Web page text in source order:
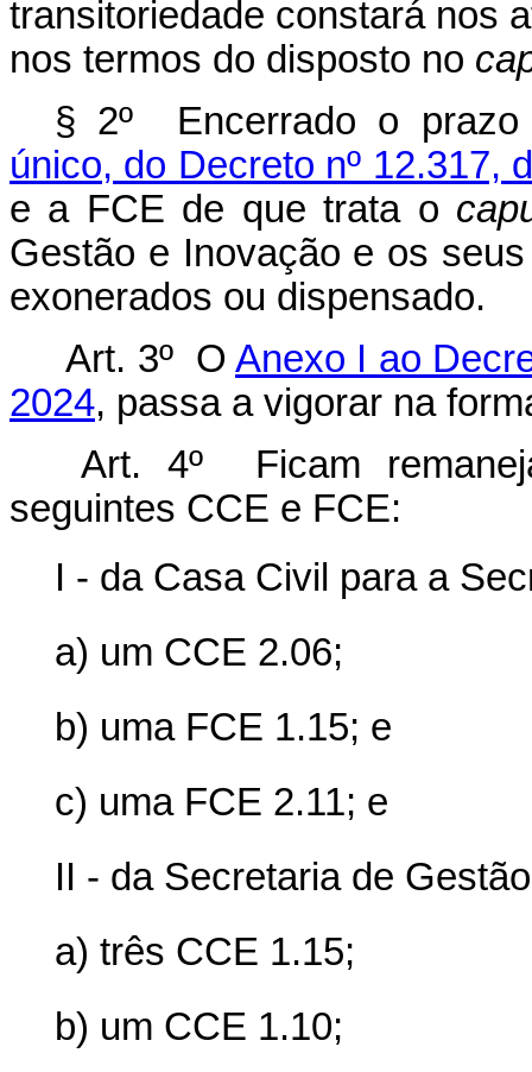
transitoriedade constará nos
nos termos do disposto no
§ 2º Encerrado o
único, do Decreto nº 12.317,
e a FCE de que trata o
Gestão e Inovação e os
exonerados ou dispensado.
Art. 3º OAnexo I ao
2024, passa a vigorar na
Art. 4º Ficam
seguintes CCE e FCE:
I - da Casa Civil para a
a) um CCE 2.06;
b) uma FCE 1.15; e
c) uma FCE 2.11; e
II - da Secretaria de
a) três CCE 1.15;
b) um CCE 1.10;